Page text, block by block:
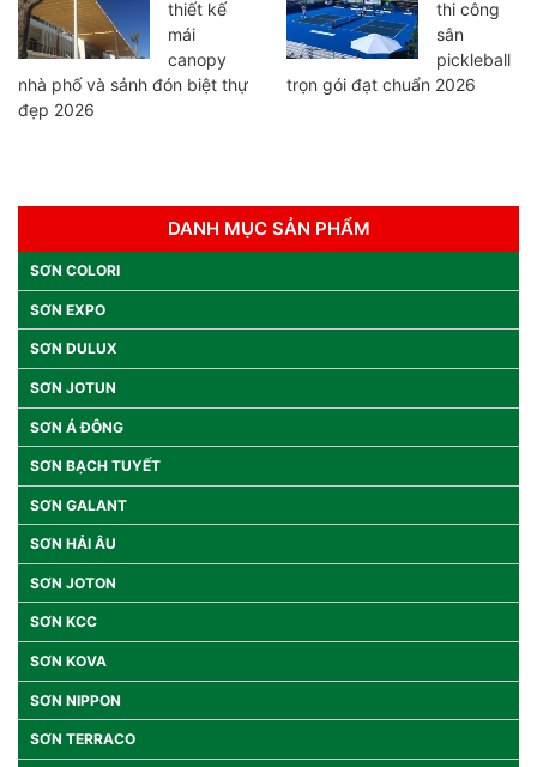
thiết kế
mái
canopy
nhà phố và sảnh đón biệt thự
đẹp 2026
thi công
sân
pickleball
trọn gói đạt chuẩn 2026
DANH MỤC SẢN PHẨM
SƠN COLORI
SƠN EXPO
SƠN DULUX
SƠN JOTUN
SƠN Á ĐÔNG
SƠN BẠCH TUYẾT
SƠN GALANT
SƠN HẢI ÂU
SƠN JOTON
SƠN KCC
SƠN KOVA
SƠN NIPPON
SƠN TERRACO